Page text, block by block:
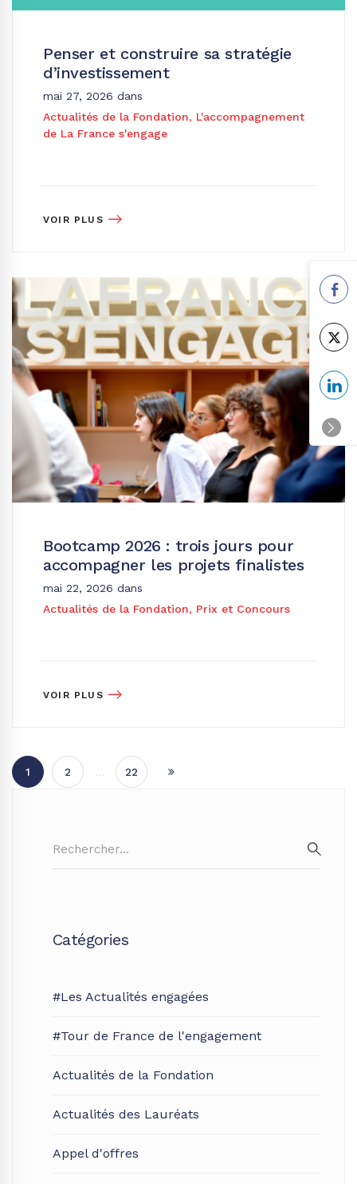
Penser et construire sa stratégie
d’investissement
mai 27, 2026 dans
Actualités de la Fondation, L'accompagnement
de La France s'engage
VOIR PLUS
Bootcamp 2026 : trois jours pour
accompagner les projets finalistes
mai 22, 2026 dans
Actualités de la Fondation, Prix et Concours
VOIR PLUS
1 2 … 22
for:
Catégories
#Les Actualités engagées
#Tour de France de l'engagement
Actualités de la Fondation
Actualités des Lauréats
Appel d'offres